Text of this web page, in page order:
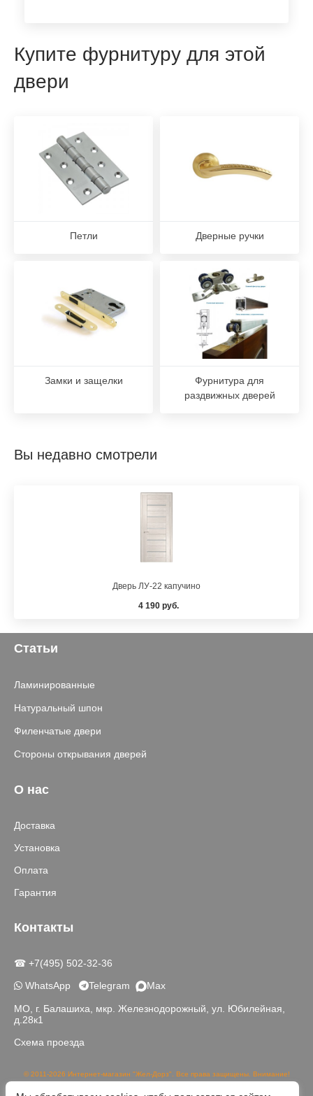
Купите фурнитуру для этой
двери
Петли Дверные ручки
Замки и защелки
Фурнитура для
раздвижных дверей
Вы недавно смотрели
Дверь ЛУ-22 капучино
4 190 руб.
Статьи
Ламинированные
Натуральный шпон
Филенчатые двери
Стороны открывания дверей
О нас
Доставка
Установка
Оплата
Гарантия
Контакты
☎ +7(495) 502-32-36
WhatsApp
Telegram Max
МО, г. Балашиха, мкр. Железнодорожный, ул. Юбилейная,
д.28к1
Схема проезда
© 2011-2026 Интернет-магазин "Жел-Дорз". Все права защищены. Внимание!